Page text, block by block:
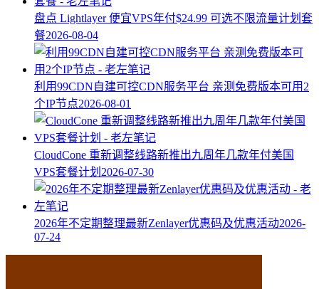
盘点 Lightlayer 便宜VPS年付$24.99 可选不限流量计划套
餐2026-08-04
利用99CDN自建可控CDN服务平台 亲测免费版本可用2
个IP节点2026-08-01
CloudCone 重新调整线路新推出九周年几款年付美国
VPS套餐计划 2026-07-30
2026年不定期整理最新Zenlayer优惠码及优惠活动2026-
07-24